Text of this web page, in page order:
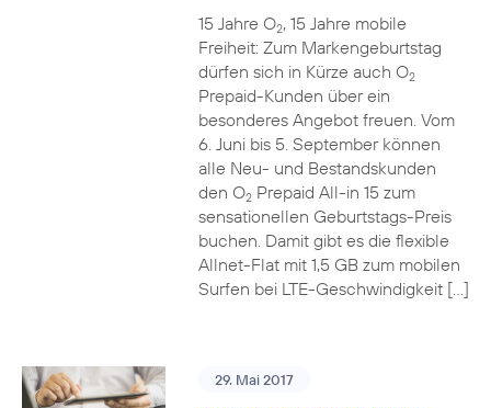
15 Jahre O2, 15 Jahre mobile
Freiheit: Zum Markengeburtstag
dürfen sich in Kürze auch O2
Prepaid-Kunden über ein
besonderes Angebot freuen. Vom
6. Juni bis 5. September können
alle Neu- und Bestandskunden
den O2Prepaid All-in 15 zum
sensationellen Geburtstags-Preis
buchen. Damit gibt es die flexible
Allnet-Flat mit 1,5 GB zum mobilen
Surfen bei LTE-Geschwindigkeit […]
29. Mai 2017